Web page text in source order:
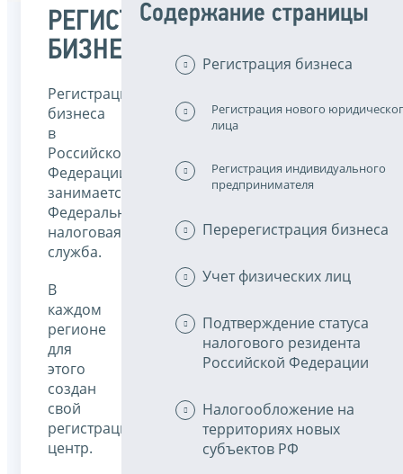
РЕГИСТРАЦИЯ
БИЗНЕСА
Регистрацией
бизнеса
в
Российской
Федерации
занимается
Федеральная
налоговая
служба.
В
каждом
регионе
для
этого
создан
свой
регистрационный
центр.
Содержание страницы
Регистрация бизнеса
Регистрация нового
лица
Регистрация индивидуального
предпринимателя
Перерегистрация бизнеса
Учет физических лиц
Подтверждение статуса
налогового резидента
Российской Федерации
Налогообложение на
территориях новых
субъектов РФ